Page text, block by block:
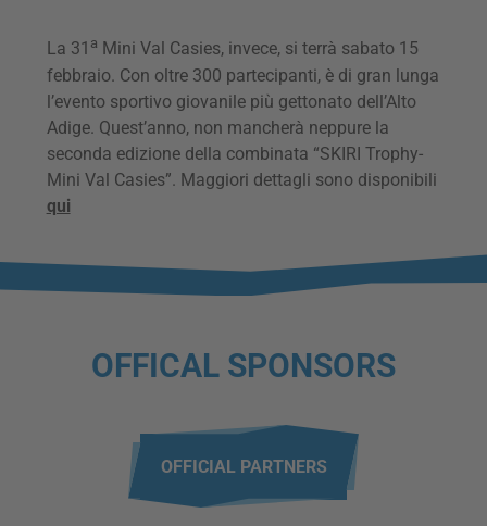
La 31 a Mini Val Casies, invece, si terrà sabato 15
febbraio. Con oltre 300 partecipanti, è di gran lunga
l’evento sportivo giovanile più gettonato dell’Alto
Adige. Quest’anno, non mancherà neppure la
seconda edizione della combinata “SKIRI Trophy-
Mini Val Casies”. Maggiori dettagli sono disponibili
qui
OFFICAL SPONSORS
OFFICIAL PARTNERS